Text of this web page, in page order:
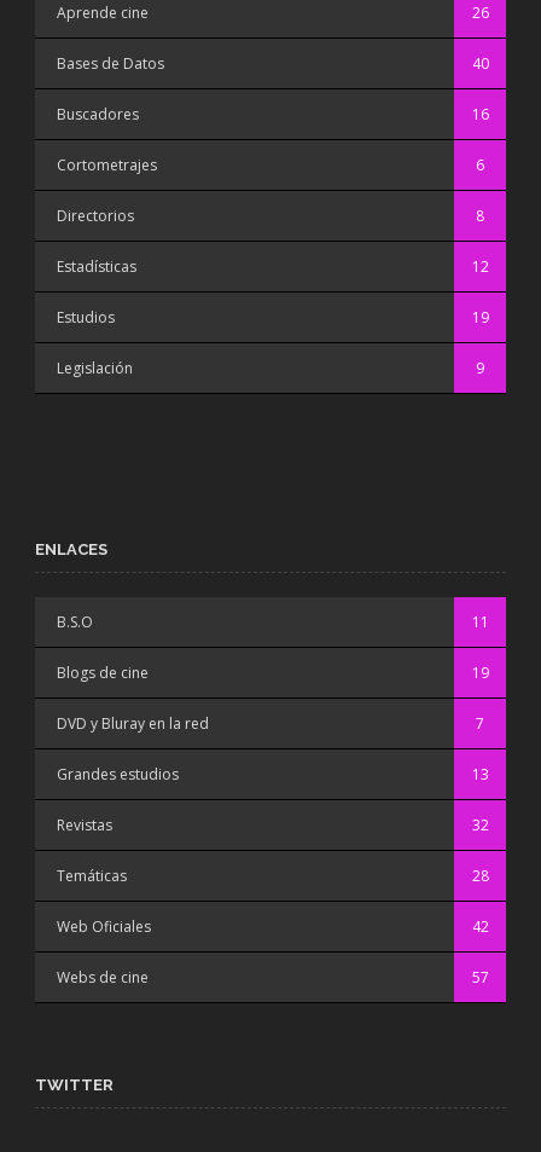
Aprende cine 26
Bases de Datos 40
Buscadores 16
Cortometrajes 6
Directorios 8
Estadísticas 12
Estudios 19
Legislación 9
ENLACES
B.S.O 11
Blogs de cine 19
DVD y Bluray en la red 7
Grandes estudios 13
Revistas 32
Temáticas 28
Web Oficiales 42
Webs de cine 57
TWITTER